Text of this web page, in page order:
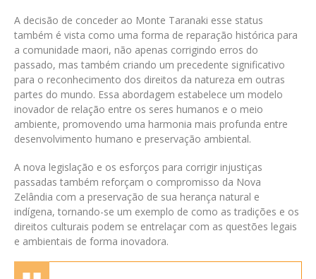
A decisão de conceder ao Monte Taranaki esse status
também é vista como uma forma de reparação histórica para
a comunidade maori, não apenas corrigindo erros do
passado, mas também criando um precedente significativo
para o reconhecimento dos direitos da natureza em outras
partes do mundo. Essa abordagem estabelece um modelo
inovador de relação entre os seres humanos e o meio
ambiente, promovendo uma harmonia mais profunda entre
desenvolvimento humano e preservação ambiental.
A nova legislação e os esforços para corrigir injustiças
passadas também reforçam o compromisso da Nova
Zelândia com a preservação de sua herança natural e
indígena, tornando-se um exemplo de como as tradições e os
direitos culturais podem se entrelaçar com as questões legais
e ambientais de forma inovadora.